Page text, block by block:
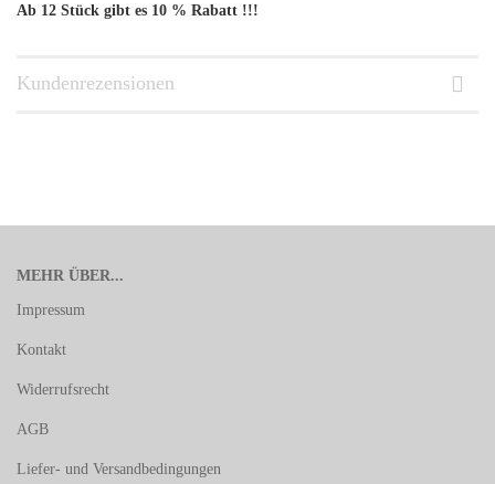
Ab 12 Stück gibt es 10 % Rabatt !!!
Kundenrezensionen
MEHR ÜBER...
Impressum
Kontakt
Widerrufsrecht
AGB
Liefer- und Versandbedingungen